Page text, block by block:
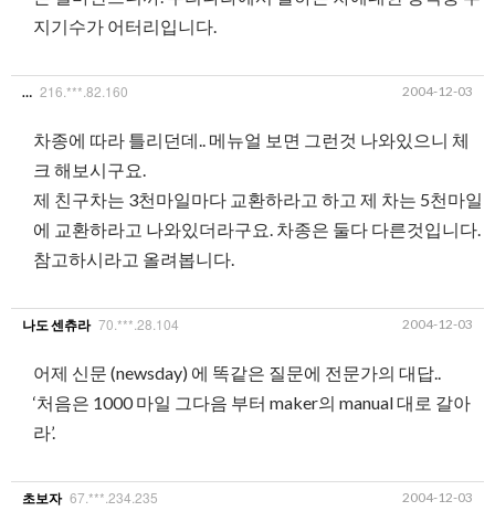
지기수가 어터리입니다.
… 216.***.82.160 2004-12-03
차종에 따라 틀리던데.. 메뉴얼 보면 그런것 나와있으니 체
크 해보시구요.
제 친구차는 3천마일마다 교환하라고 하고 제 차는 5천마일
에 교환하라고 나와있더라구요. 차종은 둘다 다른것입니다.
참고하시라고 올려봅니다.
나도 센츄라 70.***.28.104 2004-12-03
어제 신문 (newsday) 에 똑같은 질문에 전문가의 대답..
‘처음은 1000 마일 그다음 부터 maker의 manual 대로 갈아
라’.
초보자 67.***.234.235 2004-12-03